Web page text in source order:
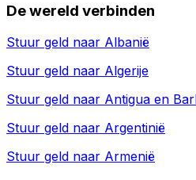
De wereld verbinden
Stuur geld naar Albanië
Stuur geld naar Algerije
Stuur geld naar Antigua en
Stuur geld naar Argentinië
Stuur geld naar Armenië